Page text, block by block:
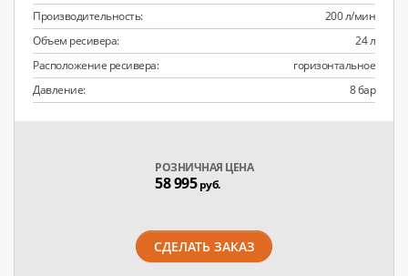
Производительность:
200 л/мин
Объем ресивера:
24 л
Расположение ресивера:
горизонтальное
Давление:
8 бар
РОЗНИЧНАЯ ЦЕНА
58 995руб.
СДЕЛАТЬ ЗАКАЗ